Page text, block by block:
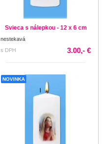
Svieca s nálepkou - 12 x 6 cm
nestekavá
s DPH
3.00,- €
NOVINKA